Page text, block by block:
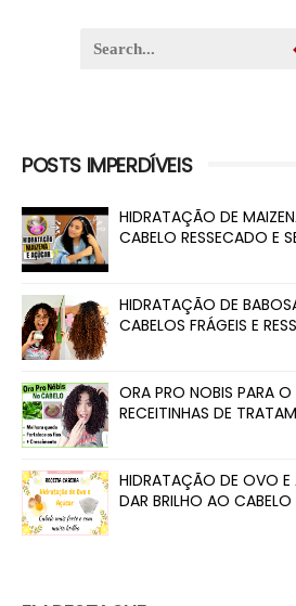
POSTS IMPERDÍVEIS
HIDRATAÇÃO DE
CABELO RESSECADO E
HIDRATAÇÃO DE
CABELOS FRÁGEIS E
ORA PRO NOBIS PARA
RECEITINHAS DE
HIDRATAÇÃO DE OVO E
DAR BRILHO AO CABELO